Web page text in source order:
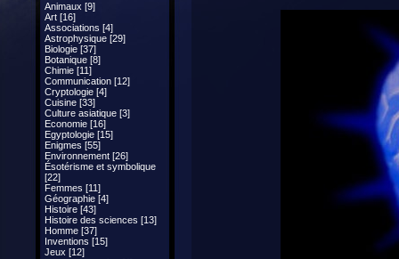
Animaux [9]
Art [16]
Associations [4]
Astrophysique [29]
Biologie [37]
Botanique [8]
Chimie [11]
Communication [12]
Cryptologie [4]
Cuisine [33]
Culture asiatique [3]
Economie [16]
Egyptologie [15]
Enigmes [55]
Environnement [26]
Ésotérisme et symbolique
[22]
Femmes [11]
Géographie [4]
Histoire [43]
Histoire des sciences [13]
Homme [37]
Inventions [15]
Jeux [12]